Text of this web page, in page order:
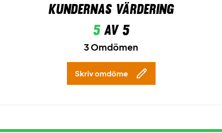
Kundernas värdering
5av 5
3 Omdömen
Skriv omdöme